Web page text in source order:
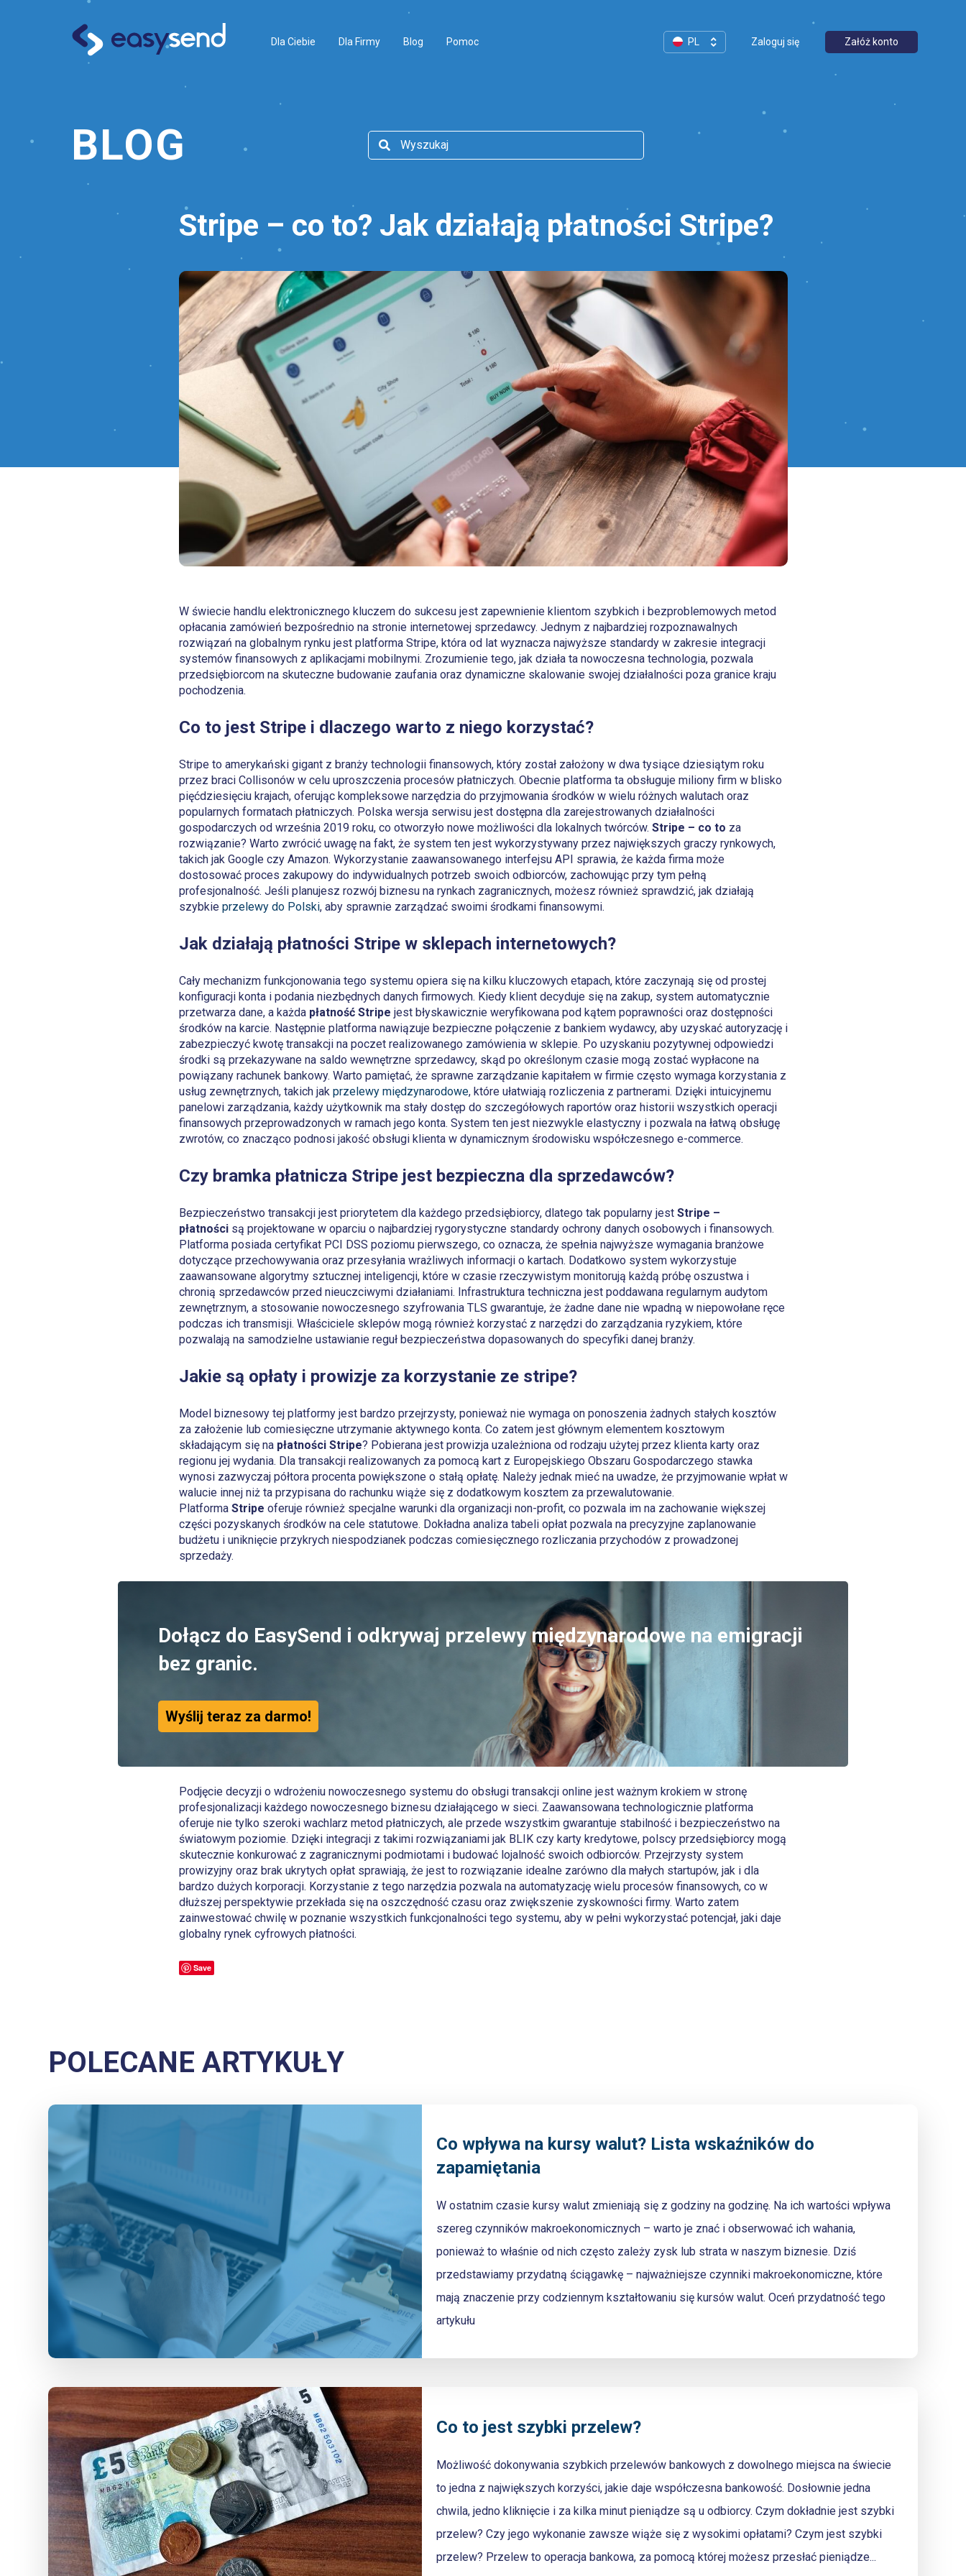
Dla Ciebie Dla Firmy Blog Pomoc PL Zaloguj się Załóż konto
BLOG
Stripe – co to? Jak działają płatności Stripe?
W świecie handlu elektronicznego kluczem do sukcesu jest zapewnienie klientom szybkich i bezproblemowych metod
opłacania zamówień bezpośrednio na stronie internetowej sprzedawcy. Jednym z najbardziej rozpoznawalnych
rozwiązań na globalnym rynku jest platforma Stripe, która od lat wyznacza najwyższe standardy w zakresie integracji
systemów finansowych z aplikacjami mobilnymi. Zrozumienie tego, jak działa ta nowoczesna technologia, pozwala
przedsiębiorcom na skuteczne budowanie zaufania oraz dynamiczne skalowanie swojej działalności poza granice kraju
pochodzenia.
Co to jest Stripe i dlaczego warto z niego korzystać?
Stripe to amerykański gigant z branży technologii finansowych, który został założony w dwa tysiące dziesiątym roku
przez braci Collisonów w celu uproszczenia procesów płatniczych. Obecnie platforma ta obsługuje miliony firm w blisko
pięćdziesięciu krajach, oferując kompleksowe narzędzia do przyjmowania środków w wielu różnych walutach oraz
popularnych formatach płatniczych. Polska wersja serwisu jest dostępna dla zarejestrowanych działalności
gospodarczych od września 2019 roku, co otworzyło nowe możliwości dla lokalnych twórców. Stripe – co to za
rozwiązanie? Warto zwrócić uwagę na fakt, że system ten jest wykorzystywany przez największych graczy rynkowych,
takich jak Google czy Amazon. Wykorzystanie zaawansowanego interfejsu API sprawia, że każda firma może
dostosować proces zakupowy do indywidualnych potrzeb swoich odbiorców, zachowując przy tym pełną
profesjonalność. Jeśli planujesz rozwój biznesu na rynkach zagranicznych, możesz również sprawdzić, jak działają
szybkie przelewy do Polski, aby sprawnie zarządzać swoimi środkami finansowymi.
Jak działają płatności Stripe w sklepach internetowych?
Cały mechanizm funkcjonowania tego systemu opiera się na kilku kluczowych etapach, które zaczynają się od prostej
konfiguracji konta i podania niezbędnych danych firmowych. Kiedy klient decyduje się na zakup, system automatycznie
przetwarza dane, a każda płatność Stripe jest błyskawicznie weryfikowana pod kątem poprawności oraz dostępności
środków na karcie. Następnie platforma nawiązuje bezpieczne połączenie z bankiem wydawcy, aby uzyskać autoryzację i
zabezpieczyć kwotę transakcji na poczet realizowanego zamówienia w sklepie. Po uzyskaniu pozytywnej odpowiedzi
środki są przekazywane na saldo wewnętrzne sprzedawcy, skąd po określonym czasie mogą zostać wypłacone na
powiązany rachunek bankowy. Warto pamiętać, że sprawne zarządzanie kapitałem w firmie często wymaga korzystania z
usług zewnętrznych, takich jak przelewy międzynarodowe, które ułatwiają rozliczenia z partnerami. Dzięki intuicyjnemu
panelowi zarządzania, każdy użytkownik ma stały dostęp do szczegółowych raportów oraz historii wszystkich operacji
finansowych przeprowadzonych w ramach jego konta. System ten jest niezwykle elastyczny i pozwala na łatwą obsługę
zwrotów, co znacząco podnosi jakość obsługi klienta w dynamicznym środowisku współczesnego e-commerce.
Czy bramka płatnicza Stripe jest bezpieczna dla sprzedawców?
Bezpieczeństwo transakcji jest priorytetem dla każdego przedsiębiorcy, dlatego tak popularny jest Stripe –
płatnościsą projektowane w oparciu o najbardziej rygorystyczne standardy ochrony danych osobowych i finansowych.
Platforma posiada certyfikat PCI DSS poziomu pierwszego, co oznacza, że spełnia najwyższe wymagania branżowe
dotyczące przechowywania oraz przesyłania wrażliwych informacji o kartach. Dodatkowo system wykorzystuje
zaawansowane algorytmy sztucznej inteligencji, które w czasie rzeczywistym monitorują każdą próbę oszustwa i
chronią sprzedawców przed nieuczciwymi działaniami. Infrastruktura techniczna jest poddawana regularnym audytom
zewnętrznym, a stosowanie nowoczesnego szyfrowania TLS gwarantuje, że żadne dane nie wpadną w niepowołane ręce
podczas ich transmisji. Właściciele sklepów mogą również korzystać z narzędzi do zarządzania ryzykiem, które
pozwalają na samodzielne ustawianie reguł bezpieczeństwa dopasowanych do specyfiki danej branży.
Jakie są opłaty i prowizje za korzystanie ze stripe?
Model biznesowy tej platformy jest bardzo przejrzysty, ponieważ nie wymaga on ponoszenia żadnych stałych kosztów
za założenie lub comiesięczne utrzymanie aktywnego konta. Co zatem jest głównym elementem kosztowym
składającym się na płatności Stripe? Pobierana jest prowizja uzależniona od rodzaju użytej przez klienta karty oraz
regionu jej wydania. Dla transakcji realizowanych za pomocą kart z Europejskiego Obszaru Gospodarczego stawka
wynosi zazwyczaj półtora procenta powiększone o stałą opłatę. Należy jednak mieć na uwadze, że przyjmowanie wpłat w
walucie innej niż ta przypisana do rachunku wiąże się z dodatkowym kosztem za przewalutowanie.
Platforma Stripe oferuje również specjalne warunki dla organizacji non-profit, co pozwala im na zachowanie większej
części pozyskanych środków na cele statutowe. Dokładna analiza tabeli opłat pozwala na precyzyjne zaplanowanie
budżetu i uniknięcie przykrych niespodzianek podczas comiesięcznego rozliczania przychodów z prowadzonej
sprzedaży.
Dołącz do EasySend i odkrywaj przelewy międzynarodowe na emigracji
bez granic.
Wyślij teraz za darmo!
Podjęcie decyzji o wdrożeniu nowoczesnego systemu do obsługi transakcji online jest ważnym krokiem w stronę
profesjonalizacji każdego nowoczesnego biznesu działającego w sieci. Zaawansowana technologicznie platforma
oferuje nie tylko szeroki wachlarz metod płatniczych, ale przede wszystkim gwarantuje stabilność i bezpieczeństwo na
światowym poziomie. Dzięki integracji z takimi rozwiązaniami jak BLIK czy karty kredytowe, polscy przedsiębiorcy mogą
skutecznie konkurować z zagranicznymi podmiotami i budować lojalność swoich odbiorców. Przejrzysty system
prowizyjny oraz brak ukrytych opłat sprawiają, że jest to rozwiązanie idealne zarówno dla małych startupów, jak i dla
bardzo dużych korporacji. Korzystanie z tego narzędzia pozwala na automatyzację wielu procesów finansowych, co w
dłuższej perspektywie przekłada się na oszczędność czasu oraz zwiększenie zyskowności firmy. Warto zatem
zainwestować chwilę w poznanie wszystkich funkcjonalności tego systemu, aby w pełni wykorzystać potencjał, jaki daje
globalny rynek cyfrowych płatności.
Save
POLECANE ARTYKUŁY
Co wpływa na kursy walut? Lista wskaźników do
zapamiętania
W ostatnim czasie kursy walut zmieniają się z godziny na godzinę. Na ich wartości wpływa
szereg czynników makroekonomicznych – warto je znać i obserwować ich wahania,
ponieważ to właśnie od nich często zależy zysk lub strata w naszym biznesie. Dziś
przedstawiamy przydatną ściągawkę – najważniejsze czynniki makroekonomiczne, które
mają znaczenie przy codziennym kształtowaniu się kursów walut. Oceń przydatność tego
artykułu
Co to jest szybki przelew?
Możliwość dokonywania szybkich przelewów bankowych z dowolnego miejsca na świecie
to jedna z największych korzyści, jakie daje współczesna bankowość. Dosłownie jedna
chwila, jedno kliknięcie i za kilka minut pieniądze są u odbiorcy. Czym dokładnie jest szybki
przelew? Czy jego wykonanie zawsze wiąże się z wysokimi opłatami? Czym jest szybki
przelew? Przelew to operacja bankowa, za pomocą której możesz przesłać pieniądze...